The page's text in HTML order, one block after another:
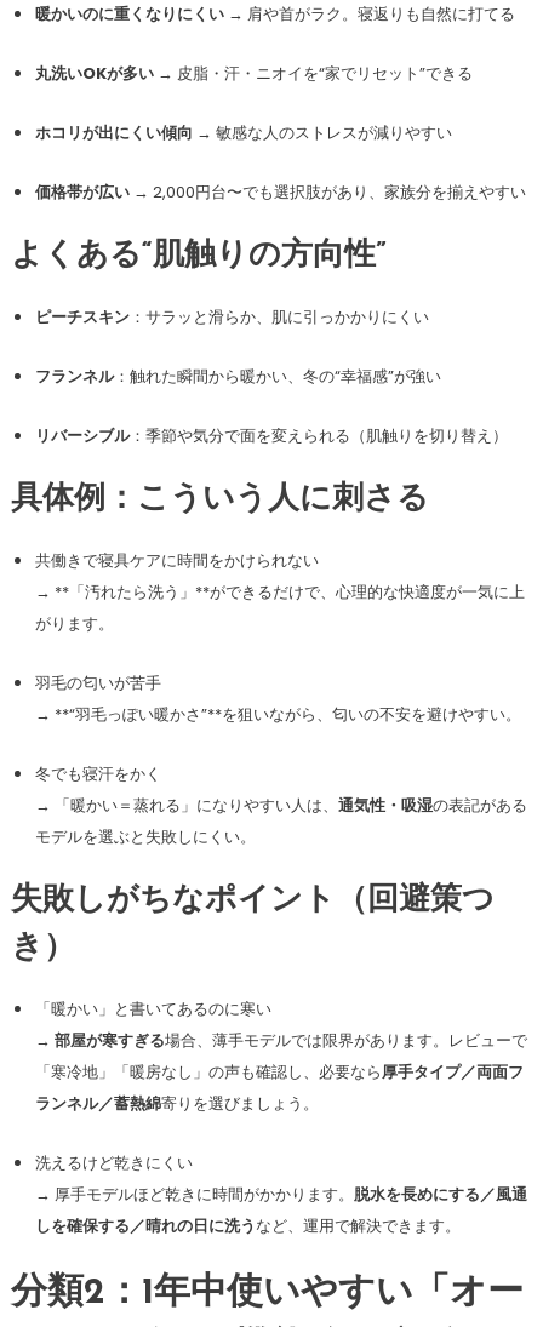
暖かいのに重くなりにくい→ 肩や首がラク。寝返りも自然に打てる
丸洗いOKが多い→ 皮脂・汗・ニオイを“家でリセット”できる
ホコリが出にくい傾向 → 敏感な人のストレスが減りやすい
価格帯が広い→ 2,000円台〜でも選択肢があり、家族分を揃えやすい
よくある“肌触りの方向性”
ピーチスキン：サラッと滑らか、肌に引っかかりにくい
フランネル：触れた瞬間から暖かい、冬の“幸福感”が強い
リバーシブル：季節や気分で面を変えられる（肌触りを切り替え）
具体例：こういう人に刺さる
共働きで寝具ケアに時間をかけられない
→ **「汚れたら洗う」**ができるだけで、心理的な快適度が一気に上
がります。
羽毛の匂いが苦手
→ **“羽毛っぽい暖かさ”**を狙いながら、匂いの不安を避けやすい。
冬でも寝汗をかく
→ 「暖かい＝蒸れる」になりやすい人は、 通気性・吸湿の表記がある
モデルを選ぶと失敗しにくい。
失敗しがちなポイント（回避策つ
き）
「暖かい」と書いてあるのに寒い
→ 部屋が寒すぎる場合、薄手モデルでは限界があります。レビューで
「寒冷地」「暖房なし」の声も確認し、必要なら厚手タイプ／両面フ
ランネル／蓄熱綿寄りを選びましょう。
洗えるけど乾きにくい
→ 厚手モデルほど乾きに時間がかかります。 脱水を長めにする／風通
しを確保する／晴れの日に洗う など、運用で解決できます。
分類2：1年中使いやすい「オー